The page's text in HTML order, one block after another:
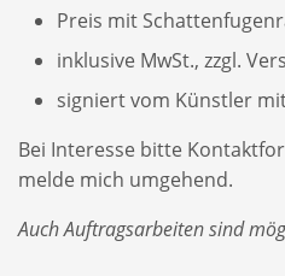
Preis mit
inklusive MwSt., zzgl.
signiert vom Künstler
Bei Interesse bitte
melde mich umgehend.
Auch Auftragsarbeiten sind